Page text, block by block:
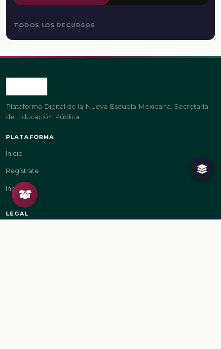
TODOS LOS RECURSOS
Plataforma Digital de la Nueva Escuela Mexicana. Secretaría
de Educación Pública.
PLATAFORMA
Inicio
Regístrate
Ingresa
LEGAL